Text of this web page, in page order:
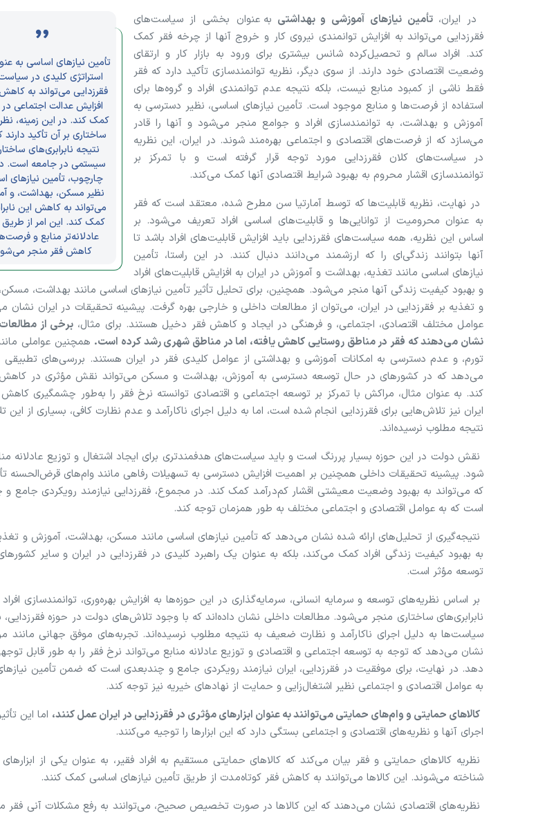
تأمین نیاز‌های اساسی به
استراتژی کلیدی در
فقرزدایی می‌تواند به
افزایش عدالت اجتماعی در
کمک کند. در این زمینه،
ساختاری بر آن تأکید دارند
نتیجه نابرابری‌های
سیستمی در جامعه است.
چارچوب، تأمین نیاز‌های
نظیر مسکن، بهداشت، و
می‌تواند به کاهش این
کمک کند. این امر از طریق
عادلانه‌تر منابع و
کاهش فقر منجر
در ایران، تأمین نیاز‌های آموزشی و بهداشتی به عنوان بخشی از سیاست‌های
فقرزدایی می‌تواند به افزایش توانمندی نیروی کار و خروج آنها از چرخه فقر کمک
کند. افراد سالم و تحصیل‌کرده شانس بیشتری برای ورود به بازار کار و ارتقای
وضعیت اقتصادی خود دارند. از سوی دیگر، نظریه توانمندسازی تأکید دارد که فقر
فقط ناشی از کمبود منابع نیست، بلکه نتیجه عدم توانمندی افراد و گروه‌ها برای
استفاده از فرصت‌ها و منابع موجود است. تأمین نیاز‌های اساسی، نظیر دسترسی به
آموزش و بهداشت، به توانمندسازی افراد و جوامع منجر می‌شود و آنها را قادر
می‌سازد که از فرصت‌های اقتصادی و اجتماعی بهره‌مند شوند. در ایران، این نظریه
در سیاست‌های کلان فقرزدایی مورد توجه قرار گرفته است و با تمرکز بر
توانمندسازی اقشار محروم به بهبود شرایط اقتصادی آنها کمک می‌کند.
در نهایت، نظریه قابلیت‌ها که توسط آمارتیا سن مطرح شده، معتقد است که فقر
به عنوان محرومیت از توانایی‌ها و قابلیت‌های اساسی افراد تعریف می‌شود. بر
اساس این نظریه، همه سیاست‌های فقرزدایی باید افزایش قابلیت‌های افراد باشد تا
آنها بتوانند زندگی‌ای را که ارزشمند می‌دانند دنبال کنند. در این راستا، تأمین
نیاز‌های اساسی مانند تغذیه، بهداشت و آموزش در ایران به افزایش قابلیت‌های افراد
و بهبود کیفیت زندگی آنها منجر می‌شود. همچنین، برای تحلیل تأثیر تأمین نیاز‌های اساسی مانند بهداشت،
و تغذیه بر فقرزدایی در ایران، می‌توان از مطالعات داخلی و خارجی بهره گرفت. پیشینه تحقیقات در ایران نشان
عوامل مختلف اقتصادی، اجتماعی، و فرهنگی در ایجاد و کاهش فقر دخیل هستند. برای مثال، برخی از
نشان می‌دهند که فقر در مناطق روستایی کاهش یافته، اما در مناطق شهری رشد کرده است. همچنین عواملی
تورم، و عدم دسترسی به امکانات آموزشی و بهداشتی از عوامل کلیدی فقر در ایران هستند. بررسی‌های تطبیقی
می‌دهد که در کشور‌های در حال توسعه دسترسی به آموزش، بهداشت و مسکن می‌تواند نقش مؤثری در کاهش
کند. به عنوان مثال، مراکش با تمرکز بر توسعه اجتماعی و اقتصادی توانسته نرخ فقر را به‌طور چشمگیری
ایران نیز تلاش‌هایی برای فقرزدایی انجام شده است، اما به دلیل اجرای ناکارآمد و عدم نظارت کافی، بسیاری از این
نتیجه مطلوب نرسیده‌اند.
نقش دولت در این حوزه بسیار پررنگ است و باید سیاست‌های هدفمندتری برای ایجاد اشتغال و توزیع عادلانه
شود. پیشینه تحقیقات داخلی همچنین بر اهمیت افزایش دسترسی به تسهیلات رفاهی مانند وام‌های قرض‌الحسنه
که می‌تواند به بهبود وضعیت معیشتی اقشار کم‌درآمد کمک کند. در مجموع، فقرزدایی نیازمند رویکردی جامع
است که به عوامل اقتصادی و اجتماعی مختلف به طور همزمان توجه کند.
نتیجه‌گیری از تحلیل‌های ارائه شده نشان می‌دهد که تأمین نیاز‌های اساسی مانند مسکن، بهداشت، آموزش و
به بهبود کیفیت زندگی افراد کمک می‌کند، بلکه به عنوان یک راهبرد کلیدی در فقرزدایی در ایران و سایر
توسعه مؤثر است.
بر اساس نظریه‌های توسعه و سرمایه انسانی، سرمایه‌گذاری در این حوزه‌ها به افزایش بهره‌وری، توانمندسازی
نابرابری‌های ساختاری منجر می‌شود. مطالعات داخلی نشان داده‌اند که با وجود تلاش‌های دولت در حوزه فقرزدایی،
سیاست‌ها به دلیل اجرای ناکارآمد و نظارت ضعیف به نتیجه مطلوب نرسیده‌اند. تجربه‌های موفق جهانی مانند
نشان می‌دهد که توجه به توسعه اجتماعی و اقتصادی و توزیع عادلانه منابع می‌تواند نرخ فقر را به طور قابل
دهد. در نهایت، برای موفقیت در فقرزدایی، ایران نیازمند رویکردی جامع و چندبعدی است که ضمن تأمین
به عوامل اقتصادی و اجتماعی نظیر اشتغال‌زایی و حمایت از نهاد‌های خیریه نیز توجه کند.
کالا‌های حمایتی و وام‌های حمایتی می‌توانند به عنوان ابزار‌های مؤثری در فقرزدایی در ایران عمل کنند، اما این
اجرای آنها و نظریه‌های اقتصادی و اجتماعی بستگی دارد که این ابزار‌ها را توجیه می‌کنند.
نظریه کالا‌های حمایتی و فقر بیان می‌کند که کالا‌های حمایتی مستقیم به افراد فقیر، به عنوان یکی از ابزار‌های
شناخته می‌شوند. این کالا‌ها می‌توانند به کاهش فقر کوتاه‌مدت از طریق تأمین نیاز‌های اساسی کمک کنند.
نظریه‌های اقتصادی نشان می‌دهند که این کالا‌ها در صورت تخصیص صحیح، می‌توانند به رفع مشکلات آنی فقر